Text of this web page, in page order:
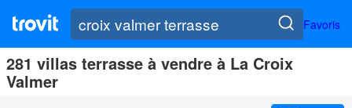
Favoris
281 villas terrasse à vendre à La Croix
Valmer